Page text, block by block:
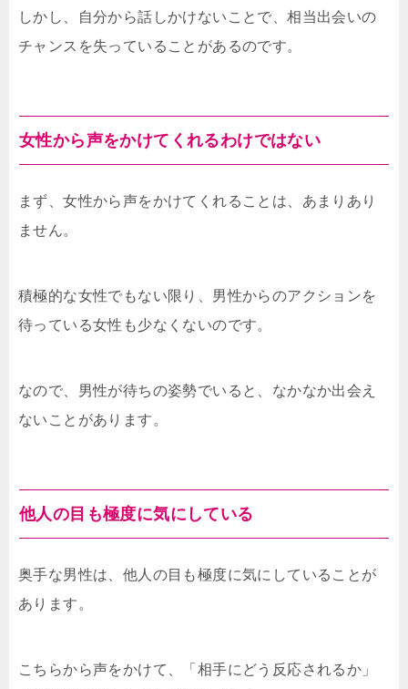
しかし、自分から話しかけないことで、相当出会いの
チャンスを失っていることがあるのです。
女性から声をかけてくれるわけではない
まず、女性から声をかけてくれることは、あまりあり
ません。
積極的な女性でもない限り、男性からのアクションを
待っている女性も少なくないのです。
なので、男性が待ちの姿勢でいると、なかなか出会え
ないことがあります。
他人の目も極度に気にしている
奥手な男性は、他人の目も極度に気にしていることが
あります。
こちらから声をかけて、「相手にどう反応されるか」